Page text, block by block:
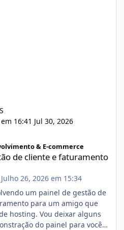
16:41 Jul 30, 2026
& E-commerce
de cliente e faturamento
Julho 26, 2026 em 15:34
um painel de gestão de
para um amigo que
hosting. Vou deixar alguns
do painel para vocês